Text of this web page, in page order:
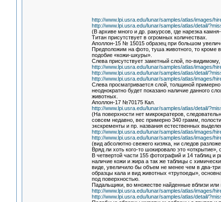
http://www.lpi.usra.edu/lunar/samples/atlas/images/
http://www.lpi.usra.edu/lunar/samples/atlas/detail/
(В архиве много и др. ракурсов, где нарезка
Титан присутствует в огромных количествах.
Аполлон-15 № 15015 образец при большом
Предположим на фото, туша животного, то кроме
подобие «кожи-шкуры».
Слева присутствует заметный слой, по-
http://www.lpi.usra.edu/lunar/samples/atlas/images/
http://www.lpi.usra.edu/lunar/samples/atlas/detail/
http://www.lpi.usra.edu/lunar/samples/atlas/images/
Слева просматривается слой, толщиной
неоднократно будет показано наличие данного
животных.
Аполлон-17 №70175 Кал.
http://www.lpi.usra.edu/lunar/samples/atlas/detail/
(На поверхности нет микрократеров,
совсем недавно, вес примерно 340 грамм,
экскременты и пр. названия естественных
http://www.lpi.usra.edu/lunar/samples/atlas/images/
http://www.lpi.usra.edu/lunar/samples/atlas/images/
(вид абсолютно свежего кизяка, ни следов
Вряд ли хоть кого-то шокировало это
В четвертой части 155 фотографий и 14 таблиц
наличие кожи и жира а так же таблицы с
виде, увеличило бы объем не менее чем в два-
образцы кала и вид животных «трупоеды»,
под поверхностью.
Падальщики, во множестве найденные вблизи или
http://www.lpi.usra.edu/lunar/samples/atlas/images/
http://www.lpi.usra.edu/lunar/samples/atlas/detail/